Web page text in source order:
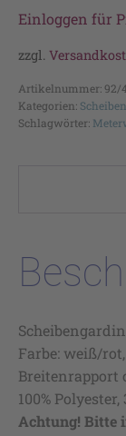
Einloggen für
zzgl.
Artikelnummer: 92/
Kategorien:
Schlagwörter:
Farbe: weiß/
Breitenrapport
100%
Achtung! Bitte